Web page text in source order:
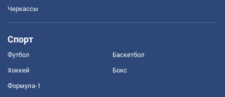
Черкассы
Спорт
Футбол Баскетбол
Хоккей Бокс
Формула-1